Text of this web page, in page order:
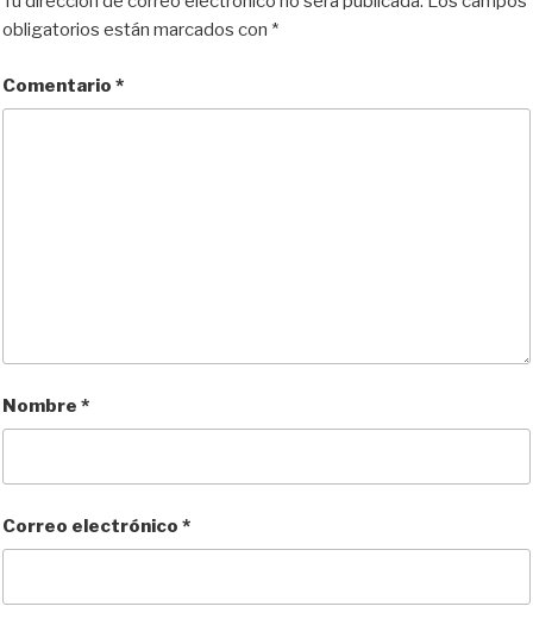
obligatorios están marcados con *
Comentario *
Nombre *
Correo electrónico *